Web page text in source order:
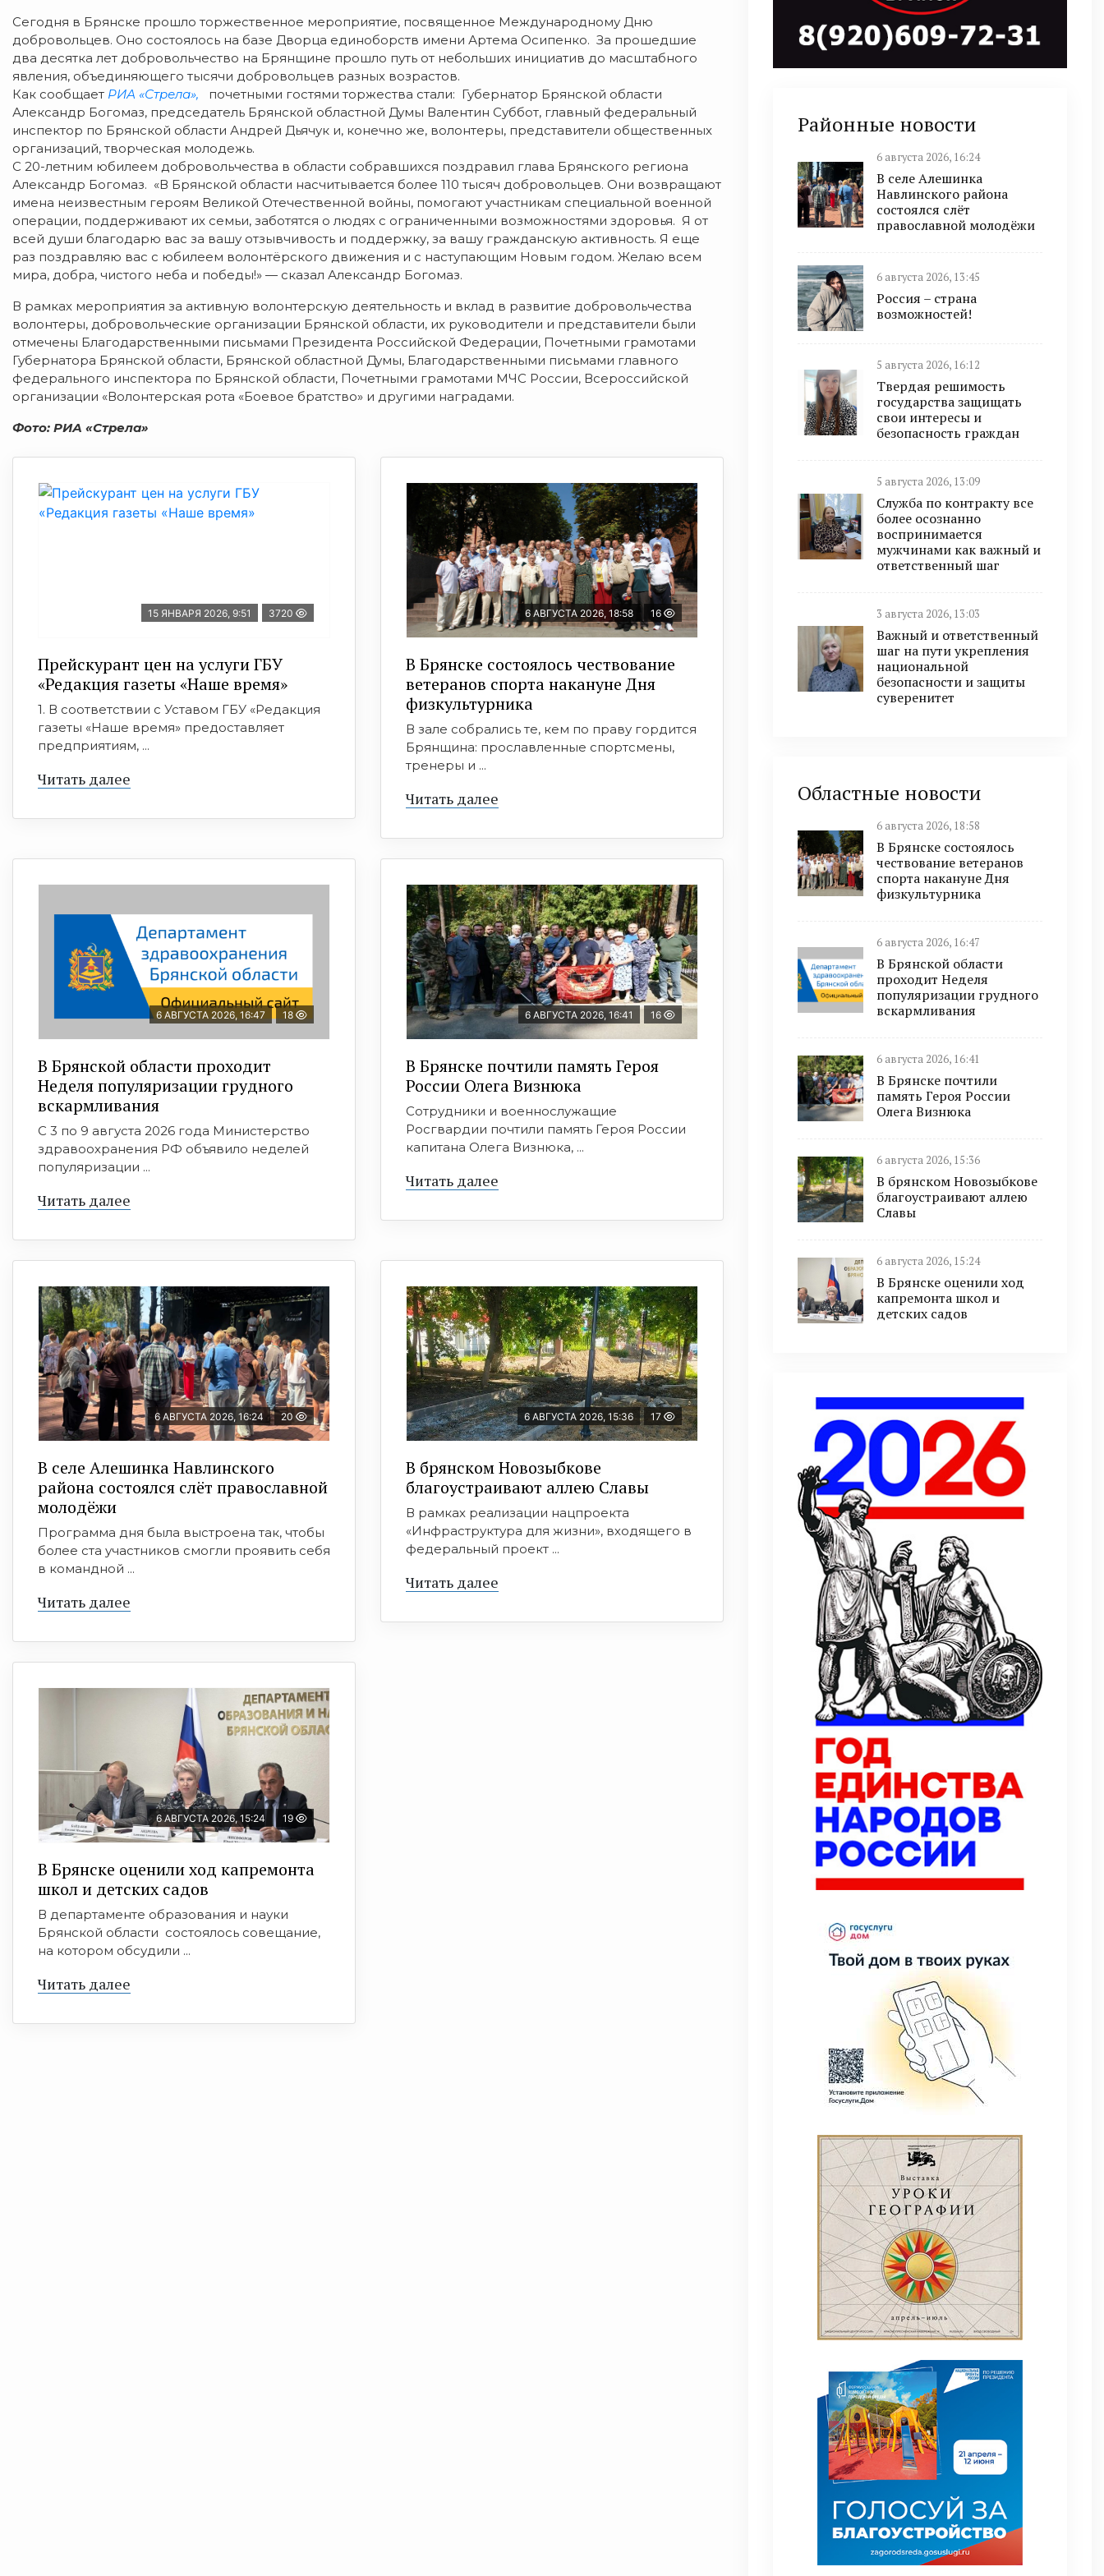
Сегодня в Брянске прошло торжественное мероприятие, посвященное Международному Дню
добровольцев. Оно состоялось на базе Дворца единоборств имени Артема Осипенко. За прошедшие
два десятка лет добровольчество на Брянщине прошло путь от небольших инициатив до масштабного
явления, объединяющего тысячи добровольцев разных возрастов.
Как сообщает РИА «Стрела», почетными гостями торжества стали: Губернатор Брянской области
Александр Богомаз, председатель Брянской областной Думы Валентин Суббот, главный федеральный
инспектор по Брянской области Андрей Дьячук и, конечно же, волонтеры, представители общественных
организаций, творческая молодежь.
С 20-летним юбилеем добровольчества в области собравшихся поздравил глава Брянского региона
Александр Богомаз. «В Брянской области насчитывается более 110 тысяч добровольцев. Они возвращают
имена неизвестным героям Великой Отечественной войны, помогают участникам специальной военной
операции, поддерживают их семьи, заботятся о людях с ограниченными возможностями здоровья. Я от
всей души благодарю вас за вашу отзывчивость и поддержку, за вашу гражданскую активность. Я еще
раз поздравляю вас с юбилеем волонтёрского движения и с наступающим Новым годом. Желаю всем
мира, добра, чистого неба и победы!» — сказал Александр Богомаз.
В рамках мероприятия за активную волонтерскую деятельность и вклад в развитие добровольчества
волонтеры, добровольческие организации Брянской области, их руководители и представители были
отмечены Благодарственными письмами Президента Российской Федерации, Почетными грамотами
Губернатора Брянской области, Брянской областной Думы, Благодарственными письмами главного
федерального инспектора по Брянской области, Почетными грамотами МЧС России, Всероссийской
организации «Волонтерская рота «Боевое братство» и другими наградами.
Фото: РИА «Стрела»
15 ЯНВАРЯ 2026, 9:51 3720
Прейскурант цен на услуги ГБУ
«Редакция газеты «Наше время»
1. В соответствии с Уставом ГБУ «Редакция
газеты «Наше время» предоставляет
предприятиям, ...
Читать далее
6 АВГУСТА 2026, 18:58 16
В Брянске состоялось чествование
ветеранов спорта накануне Дня
физкультурника
В зале собрались те, кем по праву гордится
Брянщина: прославленные спортсмены,
тренеры и ...
Читать далее
6 АВГУСТА 2026, 16:47 18
В Брянской области проходит
Неделя популяризации грудного
вскармливания
С 3 по 9 августа 2026 года Министерство
здравоохранения РФ объявило неделей
популяризации ...
Читать далее
6 АВГУСТА 2026, 16:41 16
В Брянске почтили память Героя
России Олега Визнюка
Сотрудники и военнослужащие
Росгвардии почтили память Героя России
капитана Олега Визнюка, ...
Читать далее
6 АВГУСТА 2026, 16:24 20
В селе Алешинка Навлинского
района состоялся слёт православной
молодёжи
Программа дня была выстроена так, чтобы
более ста участников смогли проявить себя
в командной ...
Читать далее
6 АВГУСТА 2026, 15:36 17
В брянском Новозыбкове
благоустраивают аллею Славы
В рамках реализации нацпроекта
«Инфраструктура для жизни», входящего в
федеральный проект ...
Читать далее
6 АВГУСТА 2026, 15:24 19
В Брянске оценили ход капремонта
школ и детских садов
В департаменте образования и науки
Брянской области состоялось совещание,
на котором обсудили ...
Читать далее
Районные новости
6 августа 2026, 16:24
В селе Алешинка
Навлинского района
состоялся слёт
православной молодёжи
6 августа 2026, 13:45
Россия – страна
возможностей!
5 августа 2026, 16:12
Твердая решимость
государства защищать
свои интересы и
безопасность граждан
5 августа 2026, 13:09
Служба по контракту все
более осознанно
воспринимается
мужчинами как важный и
ответственный шаг
3 августа 2026, 13:03
Важный и ответственный
шаг на пути укрепления
национальной
безопасности и защиты
суверенитет
Областные новости
6 августа 2026, 18:58
В Брянске состоялось
чествование ветеранов
спорта накануне Дня
физкультурника
6 августа 2026, 16:47
В Брянской области
проходит Неделя
популяризации грудного
вскармливания
6 августа 2026, 16:41
В Брянске почтили
память Героя России
Олега Визнюка
6 августа 2026, 15:36
В брянском Новозыбкове
благоустраивают аллею
Славы
6 августа 2026, 15:24
В Брянске оценили ход
капремонта школ и
детских садов